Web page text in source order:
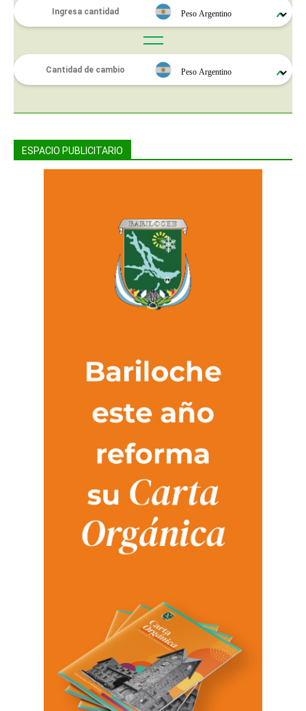
ESPACIO PUBLICITARIO